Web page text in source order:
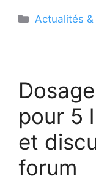
Catégories
Actualités
pour 5
et
forum